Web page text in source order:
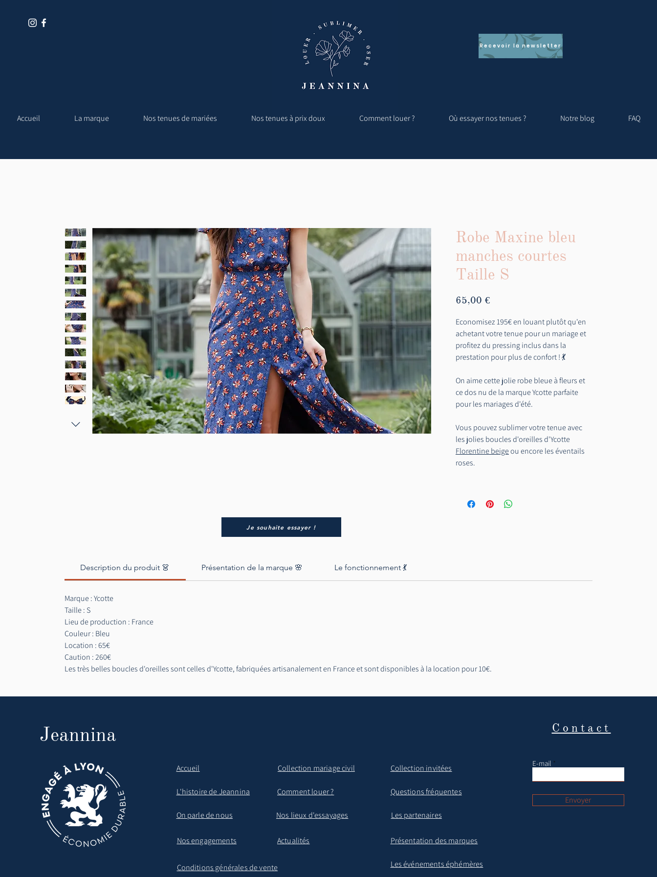
Accueil La marque Nos tenues de mariées Nos tenues à prix doux Comment louer ? Où essayer nos tenues ? Notre blog FAQ
Recevoir la newsletter
Robe Maxine bleu
manches courtes
Taille S
65,00 €Prix
Economisez 195€ en louant plutôt qu'en
achetant votre tenue pour un mariage et
profitez du pressing inclus dans la
prestation pour plus de confort ! 💃
On aime cette jolie robe bleue à fleurs et
ce dos nu de la marque Ycotte parfaite
pour les mariages d'été.
Vous pouvez sublimer votre tenue avec
les jolies boucles d'oreilles d'Ycotte
Florentine beigeou encore les éventails
roses.
à la main à l'aide des chutes de tissu pour
un prix de location de 10€.
Maquillage : mel.u.artist_pro
Description du produit 👗 Présentation de la marque 🌸 Le fonctionnement 💃
Marque : Ycotte
Taille : S
Lieu de production : France
Couleur : Bleu
Location : 65€
Caution : 260€
Les très belles boucles d'oreilles sont celles d'Ycotte, fabriquées artisanalement en France et sont disponibles à la location pour 10€.
Je souhaite essayer !
Jeannina
Accueil
L'histoire de Jeannina
On parle de nous
Nos engagements
Conditions générales de vente
Collection invitées
Questions fréquentes
Les partenaires
Présentation des marques
Les événements éphémères
Contact
E-mail
Envoyer
Collection mariage civil
Comment louer ?
Actualités
Nos lieux d'essayages